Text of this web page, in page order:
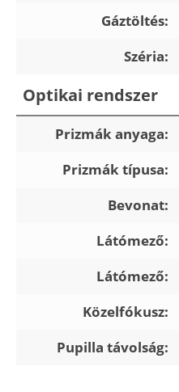
Gáztöltés:
Széria:
Optikai rendszer
Prizmák anyaga:
Prizmák típusa:
Bevonat:
Látómező:
Látómező:
Közelfókusz:
Pupilla távolság: